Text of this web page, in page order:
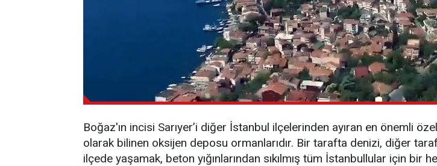
Boğaz'ın incisi Sarıyer’i diğer İstanbul ilçelerinden ayıran en önemli
olarak bilinen oksijen deposu ormanlarıdır. Bir tarafta denizi, diğer
ilçede yaşamak, beton yığınlarından sıkılmış tüm İstanbullular için bir